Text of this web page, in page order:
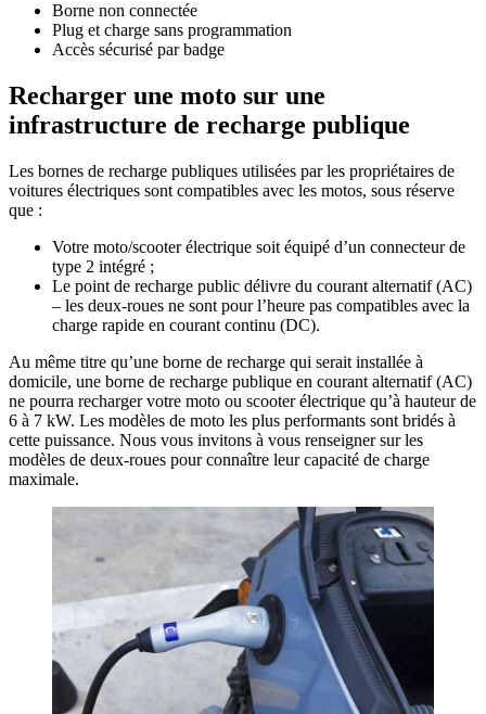
Borne non connectée
Plug et charge sans programmation
Accès sécurisé par badge
Recharger une moto sur une
infrastructure de recharge publique
Les bornes de recharge publiques utilisées par les propriétaires de
voitures électriques sont compatibles avec les motos, sous réserve
que :
Votre moto/scooter électrique soit équipé d’un connecteur de
type 2 intégré ;
Le point de recharge public délivre du courant alternatif (AC)
– les deux-roues ne sont pour l’heure pas compatibles avec la
charge rapide en courant continu (DC).
Au même titre qu’une borne de recharge qui serait installée à
domicile, une borne de recharge publique en courant alternatif (AC)
ne pourra recharger votre moto ou scooter électrique qu’à hauteur de
6 à 7 kW. Les modèles de moto les plus performants sont bridés à
cette puissance. Nous vous invitons à vous renseigner sur les
modèles de deux-roues pour connaître leur capacité de charge
maximale.